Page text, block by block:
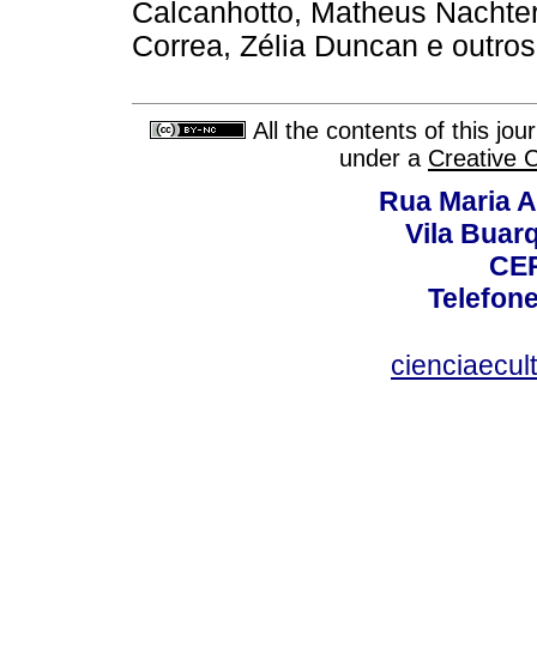
Calcanhotto, Matheus
Correa, Zélia Duncan e
All the contents of this
under a Creative
Rua Maria
Vila